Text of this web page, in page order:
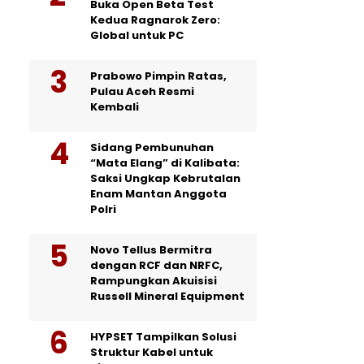
Buka Open Beta Test
Kedua Ragnarok Zero:
Global untuk PC
Prabowo Pimpin Ratas,
Pulau Aceh Resmi
Kembali
Sidang Pembunuhan
“Mata Elang” di Kalibata:
Saksi Ungkap Kebrutalan
Enam Mantan Anggota
Polri
Novo Tellus Bermitra
dengan RCF dan NRFC,
Rampungkan Akuisisi
Russell Mineral Equipment
HYPSET Tampilkan Solusi
Struktur Kabel untuk